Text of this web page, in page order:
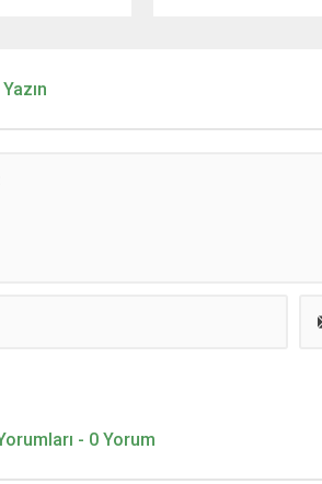
şehrimizin
çok kıymetli bir
- 0 Yorum